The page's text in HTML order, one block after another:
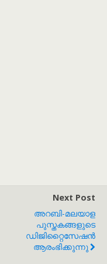
Next Post
അറബി-മലയാള
പുസ്തകങ്ങളുടെ
ഡിജിറ്റൈസേഷൻ
ആരംഭിക്കുന്നു